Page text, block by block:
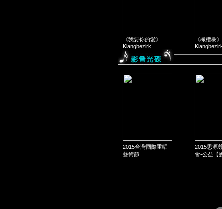
《我要你的愛》
Klangbezirk
《橄欖樹》
2015台灣國際重唱
藝術節
2015思源
會-公益【